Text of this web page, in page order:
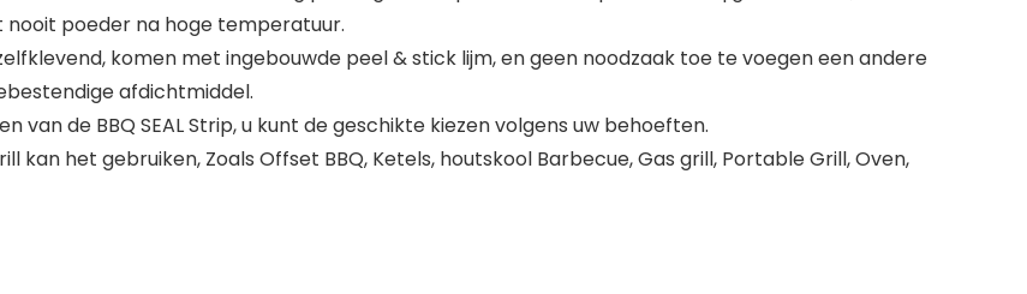
nooit poeder na hoge temperatuur.
komen met ingebouwde peel & stick lijm, en geen noodzaak toe te voegen een andere
afdichtmiddel.
van de BBQ SEAL Strip, u kunt de geschikte kiezen volgens uw behoeften.
kan het gebruiken, Zoals Offset BBQ, Ketels, houtskool Barbecue, Gas grill, Portable Grill, Oven,